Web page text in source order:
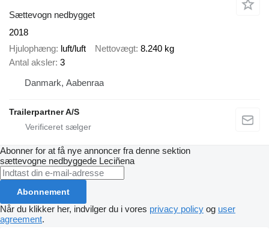
Sættevogn nedbygget
2018
Hjulophæng luft/luft Nettovægt 8.240 kg
Antal aksler 3
Danmark, Aabenraa
Trailerpartner A/S
Abonner for at få nye annoncer fra denne sektion
sættevogne nedbyggede Leciñena
Abonnement
Når du klikker her, indvilger du i vores privacy policy og user
agreement.